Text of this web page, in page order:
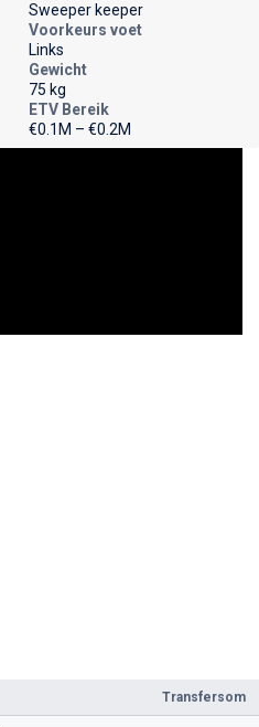
Transfersom
Sweeper keeper
Voorkeurs voet
Links
Gewicht
75 kg
ETV Bereik
€0.1M – €0.2M